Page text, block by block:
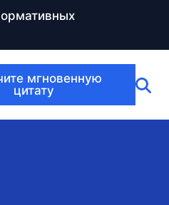
мгновенную
цитату